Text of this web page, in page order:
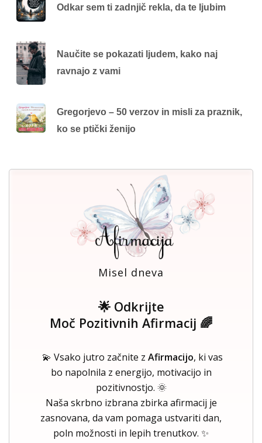
Odkar sem ti zadnjič rekla, da te ljubim
Naučite se pokazati ljudem, kako naj
ravnajo z vami
Gregorjevo – 50 verzov in misli za praznik,
ko se ptički ženijo
Misel dneva
🌟 Odkrijte
Moč Pozitivnih Afirmacij 🌈
💫 Vsako jutro začnite z Afirmacijo, ki vas
bo napolnila z energijo, motivacijo in
pozitivnostjo. 🌞
Naša skrbno izbrana zbirka afirmacij je
zasnovana, da vam pomaga ustvariti dan,
poln možnosti in lepih trenutkov. ✨